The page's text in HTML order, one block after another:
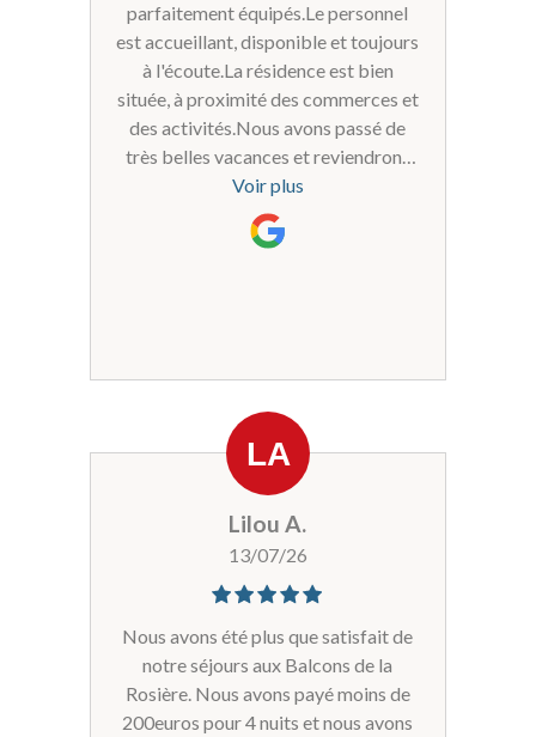
parfaitement équipés.Le personnel
est accueillant, disponible et toujours
à l'écoute.La résidence est bien
située, à proximité des commerces et
des activités.Nous avons passé de
très belles vacances et reviendrons
avec plaisir. Nous recommandons
cette résidence sans hésiter !
Voir plus
Lilou A.
13/07/26
Nous avons été plus que satisfait de
notre séjours aux Balcons de la
Rosière. Nous avons payé moins de
200euros pour 4 nuits et nous avons